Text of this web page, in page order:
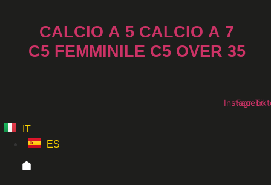
contenutoCALCIO A 5 CALCIO A 7
C5 FEMMINILE C5 OVER 35
Instagram
IT
ES